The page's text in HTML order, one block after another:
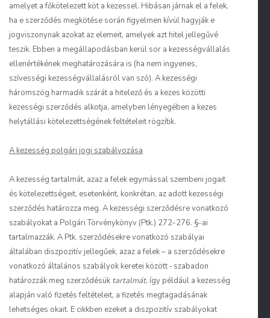
amelyet a főkötelezett köt a kezessel. Hibásan járnak el a felek,
ha e szerződés megkötése során figyelmen kívül hagyják e
jogviszonynak azokat az elemeit, amelyek azt hitel jellegűvé
teszik. Ebben a megállapodásban kerül sor a kezességvállalás
ellenértékének meghatározására is (ha nem ingyenes,
szívességi kezességvállalásról van szó). A kezességi
háromszög harmadik szárát a hitelező és a kezes közötti
kezességi szerződés alkotja, amelyben lényegében a kezes
helytállási kötelezettségének feltételeit rögzítik.
A kezesség polgári jogi szabályozása
A kezesség tartalmát, azaz a felek egymással szembeni jogait
és kötelezettségeit, esetenként, konkrétan, az adott kezességi
szerződés határozza meg. A kezességi szerződésre vonatkozó
szabályokat a Polgári Törvénykönyv (Ptk.) 272-276. §-ai
tartalmazzák. A Ptk. szerződésekre vonatkozó szabályai
általában diszpozitív jellegűek, azaz a felek – a szerződésekre
vonatkozó általános szabályok keretei között ‑ szabadon
határozzák meg szerződésük tartalmát, így például a kezesség
alapján való fizetés feltételeit, a fizetés megtagadásának
lehetséges okait. E cikkben ezeket a diszpozitív szabályokat